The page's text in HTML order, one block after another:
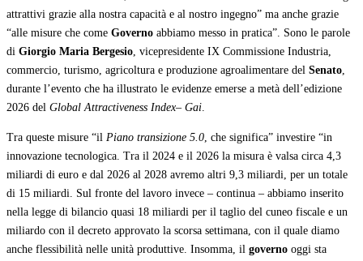
attrattivi grazie alla nostra capacità e al nostro ingegno” ma anche grazie
“alle misure che come Governo abbiamo messo in pratica”. Sono le parole
di Giorgio Maria Bergesio, vicepresidente IX Commissione Industria,
commercio, turismo, agricoltura e produzione agroalimentare del Senato,
durante l’evento che ha illustrato le evidenze emerse a metà dell’edizione
2026 del Global Attractiveness Index– Gai.
Tra queste misure “il Piano transizione 5.0, che significa” investire “in
innovazione tecnologica. Tra il 2024 e il 2026 la misura è valsa circa 4,3
miliardi di euro e dal 2026 al 2028 avremo altri 9,3 miliardi, per un totale
di 15 miliardi. Sul fronte del lavoro invece – continua – abbiamo inserito
nella legge di bilancio quasi 18 miliardi per il taglio del cuneo fiscale e un
miliardo con il decreto approvato la scorsa settimana, con il quale diamo
anche flessibilità nelle unità produttive. Insomma, il governo oggi sta